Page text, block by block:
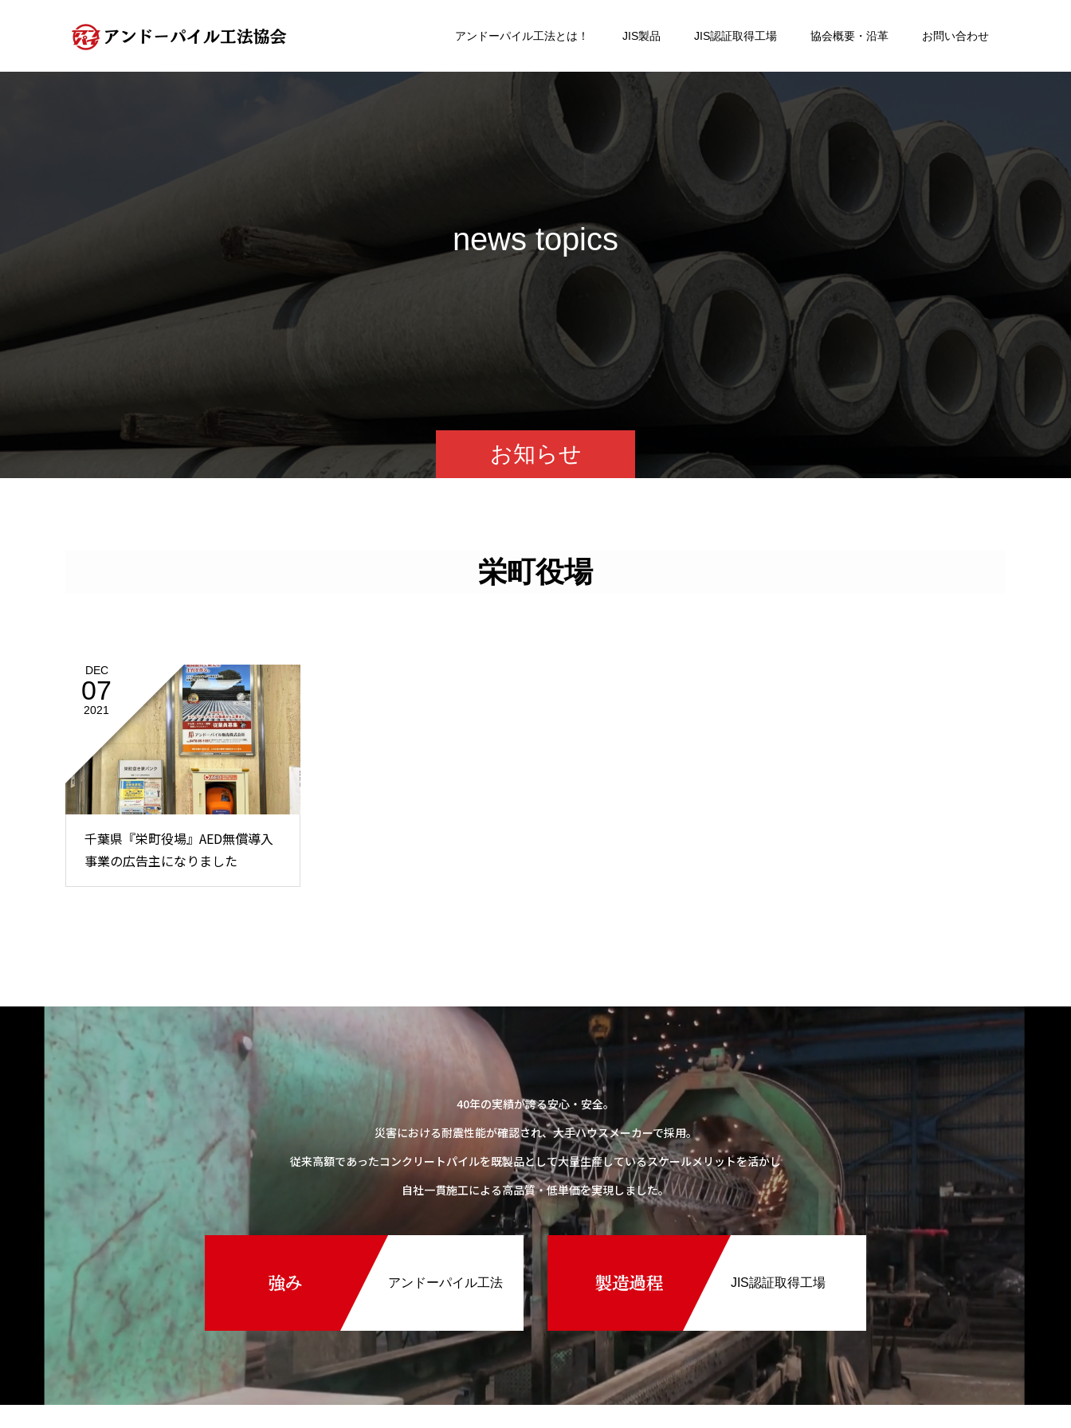
アンドーパイル工法とは！ JIS製品 JIS認証取得工場 協会概要・沿革 お問い合わせ
お知らせ
news topics
栄町役場
DEC
07
2021
千葉県『栄町役場』AED無償導入
事業の広告主になりました
40年の実績が誇る安心・安全。
災害における耐震性能が確認され、大手ハウスメーカーで採用。
従来高額であったコンクリートパイルを既製品として大量生産しているスケールメリットを活かし
自社一貫施工による高品質・低単価を実現しました。
アンドーパイル工法 JIS認証取得工場